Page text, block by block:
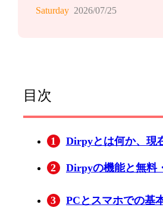
Saturday 2026/07/25
目次
1 Dirpyとは何か、現
2 Dirpyの機能と無料
3 PCとスマホでの基